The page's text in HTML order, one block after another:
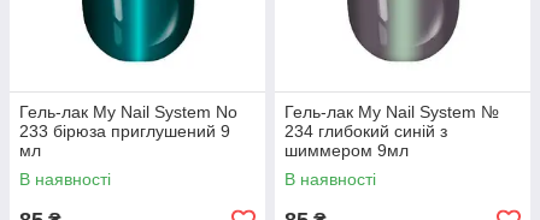
Гель-лак My Nail System No
233 бірюза приглушений 9
мл
В наявності
Гель-лак My Nail System №
234 глибокий синій з
шиммером 9мл
В наявності